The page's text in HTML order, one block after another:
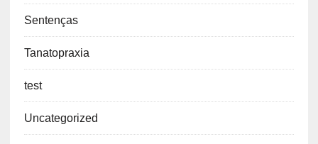
Sentenças
Tanatopraxia
test
Uncategorized